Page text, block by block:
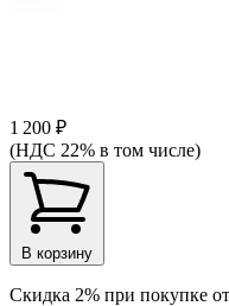
1 200 ₽
(НДС 22% в том числе)
В корзину
Скидка 2% при покупке